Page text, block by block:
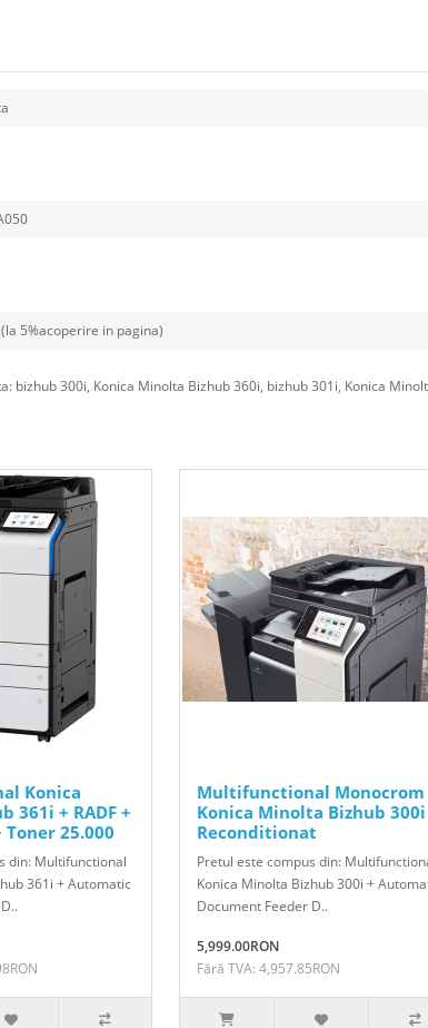
5%acoperire in pagina)
bizhub 300i, Konica Minolta Bizhub 360i, bizhub 301i, Konica
Konica
361i + RADF +
25.000
din: Multifunctional
361i + Automatic
Multifunctional Monocrom
Konica Minolta Bizhub 300i
Reconditionat
Pretul este compus din:
Konica Minolta Bizhub 300i +
Document Feeder D..
5,999.00RON
Fără TVA: 4,957.85RON